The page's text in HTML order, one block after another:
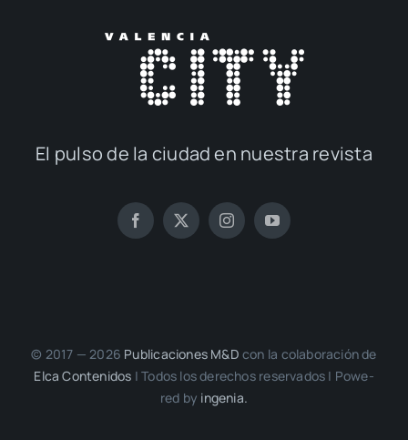
El pul­so de la ciu­dad en nues­tra revis­ta
© 2017 — 2026 Publi­ca­cio­nes M&D con la cola­bo­ra­ción de
Elca Con­te­ni­dos | Todos los dere­chos reser­va­dos | Powe­
red by inge­nia.